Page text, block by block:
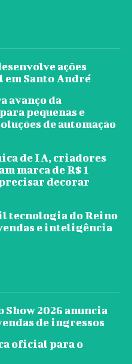
ações
em Santo André
avanço da
pequenas e
de automação
de IA, criadores
marca de R$ 1
decorar
tecnologia do Reino
e inteligência
2026 anuncia
de ingressos
oficial para o